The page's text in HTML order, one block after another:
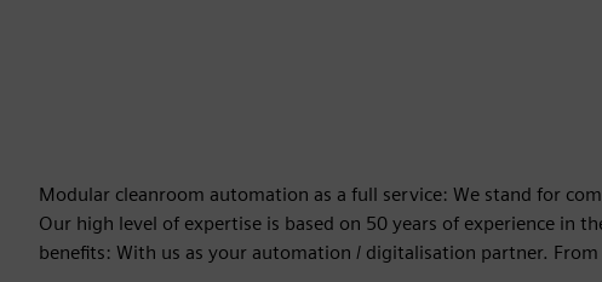
Modular cleanroom automation as a full service: We stand for
Our high level of expertise is based on 50 years of experience in
benefits: With us as your automation / digitalisation partner.